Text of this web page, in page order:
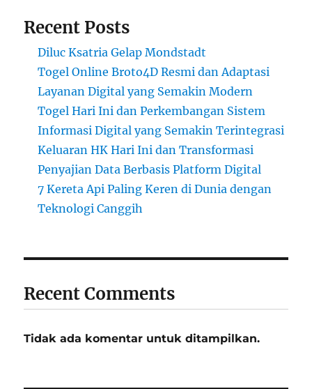
Recent Posts
Diluc Ksatria Gelap Mondstadt
Togel Online Broto4D Resmi dan Adaptasi
Layanan Digital yang Semakin Modern
Togel Hari Ini dan Perkembangan Sistem
Informasi Digital yang Semakin Terintegrasi
Keluaran HK Hari Ini dan Transformasi
Penyajian Data Berbasis Platform Digital
7 Kereta Api Paling Keren di Dunia dengan
Teknologi Canggih
Recent Comments
Tidak ada komentar untuk ditampilkan.